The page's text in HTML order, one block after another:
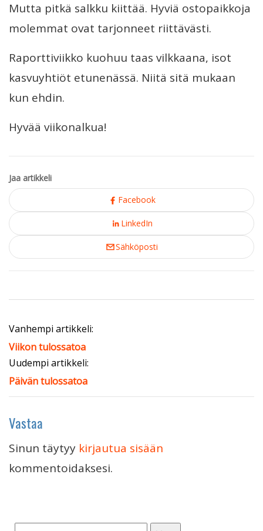
Mutta pitkä salkku kiittää. Hyviä ostopaikkoja
molemmat ovat tarjonneet riittävästi.
Raporttiviikko kuohuu taas vilkkaana, isot
kasvuyhtiöt etunenässä. Niitä sitä mukaan
kun ehdin.
Hyvää viikonalkua!
Jaa artikkeli
Facebook
LinkedIn
Sähköposti
Vanhempi artikkeli:
Viikon tulossatoa
Uudempi artikkeli:
Päivän tulossatoa
Vastaa
Sinun täytyy kirjautua sisään
kommentoidaksesi.